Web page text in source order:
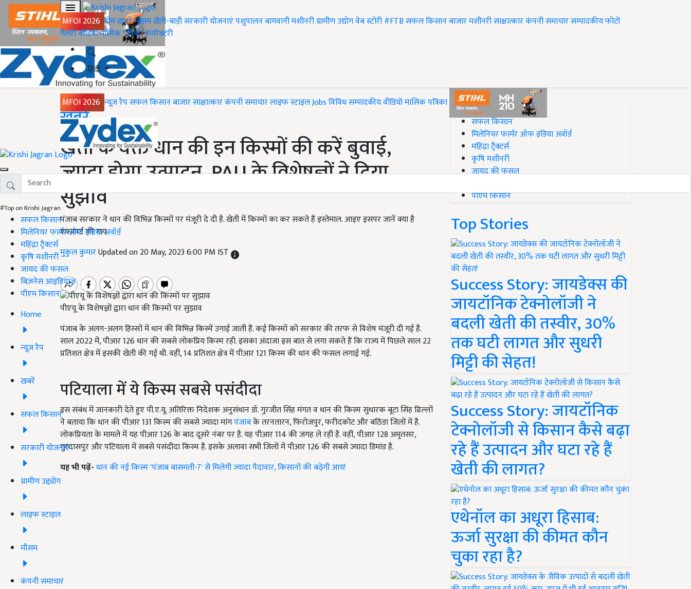
MFOI 2026 होमख़बरेंमौसमखेती-बाड़ीसरकारी योजनाएंपशुपालनबागवानीमशीनरीग्रामीण उद्योगवेब स्टोरी#FTBसफल किसानबाजारमशीनरीसाक्षात्कारकंपनी समाचारसम्पादकीयफोटो
गैलरीवीडियोमासिक पत्रिकाडायरेक्टरी
हिंदी
MFOI 2026 न्यूज़ रैपसफल किसानबाजारसाक्षात्कारकंपनी समाचारलाइफ स्टाइलJobsविविधसम्पादकीयवीडियोमासिक पत्रिका
#Top on Krishi Jagran
सफल किसान
मिलेनियर फार्मर ऑफ इंडिया अवॉर्ड
महिंद्रा ट्रैक्टर्स
कृषि मशीनरी
जायद की फसल
बिज़नेस आइडियाज
पीएम किसान
Home
न्यूज़ रैप
खबरें
सफल किसान
सरकारी योजनाएं
ग्रामीण उद्द्योग
लाइफ स्टाइल
मौसम
कंपनी समाचार
Home
ख़बरें
खेती के वक्त धान की इन किस्मों की करें बुवाई,
ज्यादा होगा उत्पादन, PAU के विशेषज्ञों ने दिया
सुझाव
पंजाब सरकार ने धान की विभिन्न किस्मों पर मंजूरी दे दी है. खेती में किस्मों का कर सकते हैं इस्तेमाल. आइए इसपर जानें क्या है
एक्सपर्ट की राय.
मुकुल कुमारUpdated on 20 May, 2023 6:00 PM IST
पीएयू के विशेषज्ञों द्वारा धान की किस्मों पर सुझाव
पंजाब के अलग-अलग हिस्सों में धान की विभिन्न किस्में उगाई जाती हैं. कई किस्मों को सरकार की तरफ से विशेष मंजूरी दी गई है.
साल 2022 में, पीआर 126 धान की सबसे लोकप्रिय किस्म रही. इसका अंदाजा इस बात से लगा सकते हैं कि राज्य में पिछले साल 22
प्रतिशत क्षेत्र में इसकी खेती की गई थी. वहीं, 14 प्रतिशत क्षेत्र में पीआर 121 किस्म की धान की फसल लगाई गई.
पटियाला में ये किस्म सबसे पसंदीदा
इस संबंध में जानकारी देते हुए पी.ए.यू. अतिरिक्त निदेशक अनुसंधान डॉ. गुरजीत सिंह मंगत व धान की किस्म सुधारक बूटा सिंह ढिल्लों
ने बताया कि धान की पीआर 131 किस्म की सबसे ज्यादा मांगपंजाबके तरनतारन, फिरोजपुर, फरीदकोट और बठिंडा जिलों में है.
लोकप्रियता के मामले में यह पीआर 126 के बाद दूसरे नंबर पर है. यह पीआर 114 की जगह ले रही है. वहीं, पीआर 128 अमृतसर,
गुरदासपुर और पटियाला में सबसे पसंदीदा किस्म है. इसके अलावा सभी जिलों में पीआर 126 की सबसे ज्यादा डिमांड है.
यह भी पढ़ें-धान की नई किस्म 'पंजाब बासमती-7' से मिलेगी ज्यादा पैदावार, किसानों की बढ़ेगी आय!
#Top on Krishi Jagran
सफल किसान
मिलेनियर फार्मर ऑफ इंडिया अवॉर्ड
महिंद्रा ट्रैक्टर्स
कृषि मशीनरी
जायद की फसल
पीएम किसान
Top Stories
Success Story: जायडेक्स की
जायटॉनिक टेक्नोलॉजी ने
बदली खेती की तस्वीर, 30%
तक घटी लागत और सुधरी
मिट्टी की सेहत!
Success Story: जायटॉनिक
टेक्नोलॉजी से किसान कैसे बढ़ा
रहे हैं उत्पादन और घटा रहे हैं
खेती की लागत?
एथेनॉल का अधूरा हिसाब:
ऊर्जा सुरक्षा की कीमत कौन
चुका रहा है?